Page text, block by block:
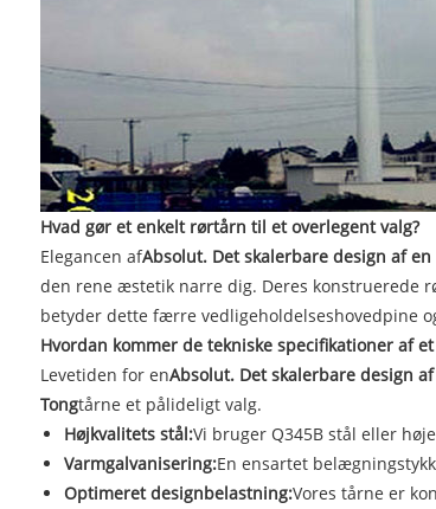
Hvad gør et enkelt rørtårn til et overlegent valg?
Elegancen afAbsolut. Det skalerbare design af
den rene æstetik narre dig. Deres konstruerede
betyder dette færre vedligeholdelseshovedpine
Hvordan kommer de tekniske specifikationer af
Levetiden for enAbsolut. Det skalerbare design
Tongtårne ​​et pålideligt valg.
Højkvalitets stål:Vi bruger Q345B stål eller
Varmgalvanisering:En ensartet
Optimeret designbelastning:Vores tårne ​​er